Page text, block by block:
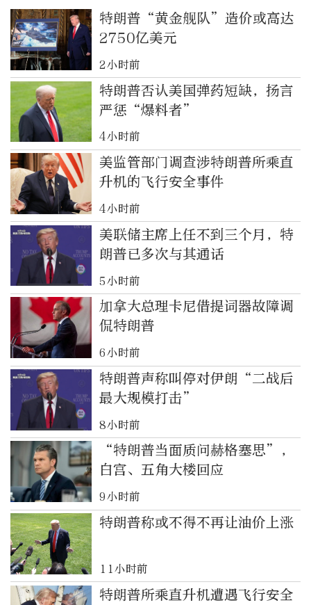
特朗普“黄金舰队”造价或高达
2750亿美元
2小时前
特朗普否认美国弹药短缺，扬言
严惩“爆料者”
4小时前
美监管部门调查涉特朗普所乘直
升机的飞行安全事件
4小时前
美联储主席上任不到三个月，特
朗普已多次与其通话
5小时前
加拿大总理卡尼借提词器故障调
侃特朗普
6小时前
特朗普声称叫停对伊朗“二战后
最大规模打击”
8小时前
“特朗普当面质问赫格塞思”，
白宫、五角大楼回应
9小时前
特朗普称或不得不再让油价上涨
11小时前
特朗普所乘直升机遭遇飞行安全